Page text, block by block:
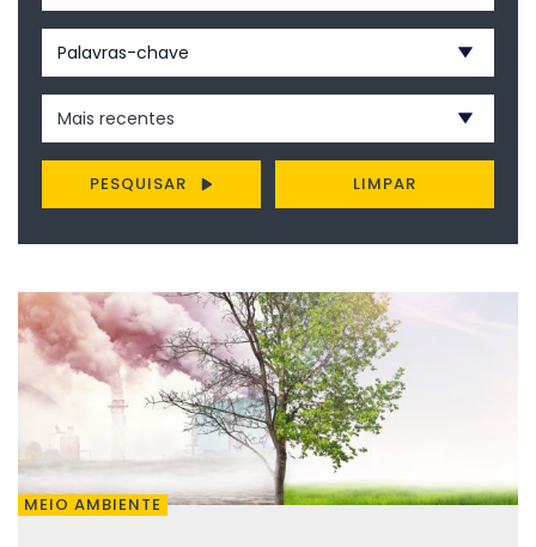
Palavras-chave
Mais recentes
PESQUISAR LIMPAR
MEIO AMBIENTE